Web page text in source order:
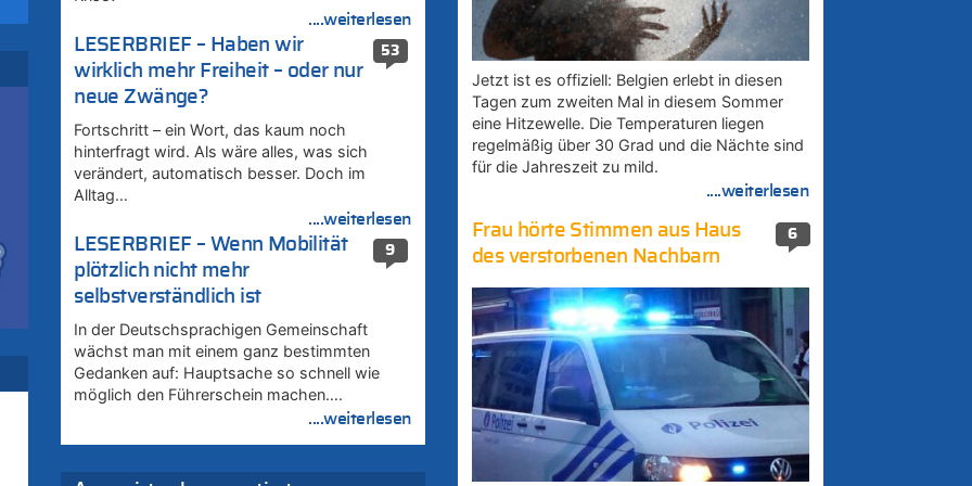
....weiterlesen
53
LESERBRIEF – Haben wir
wirklich mehr Freiheit – oder nur
neue Zwänge?
Fortschritt – ein Wort, das kaum noch
hinterfragt wird. Als wäre alles, was sich
verändert, automatisch besser. Doch im
Alltag…
....weiterlesen
9
LESERBRIEF – Wenn Mobilität
plötzlich nicht mehr
selbstverständlich ist
In der Deutschsprachigen Gemeinschaft
wächst man mit einem ganz bestimmten
Gedanken auf: Hauptsache so schnell wie
möglich den Führerschein machen….
....weiterlesen
Jetzt ist es offiziell: Belgien erlebt in diesen
Tagen zum zweiten Mal in diesem Sommer
eine Hitzewelle. Die Temperaturen liegen
regelmäßig über 30 Grad und die Nächte sind
für die Jahreszeit zu mild.
....weiterlesen
6
Frau hörte Stimmen aus Haus
des verstorbenen Nachbarn